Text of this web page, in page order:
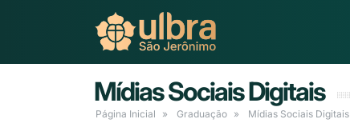
Mídias Sociais Digitais
Página Inicial Graduação Mídias Sociais Digitais